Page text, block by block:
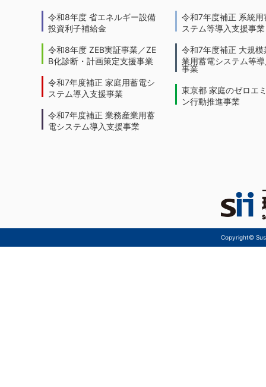
令和8年度 省エネルギー設備
投資利子補給金
令和8年度 ZEB実証事業／ZE
B化診断・計画策定支援事業
令和7年度補正 家庭用蓄電シ
ステム導入支援事業
令和7年度補正 業務産業用蓄
電システム導入支援事業
令和7年度補正 系統用
ステム等導入支援事業
令和7年度補正 大規模
業用蓄電システム等
事業
東京都 家庭のゼロエ
ン行動推進事業
Copyright©